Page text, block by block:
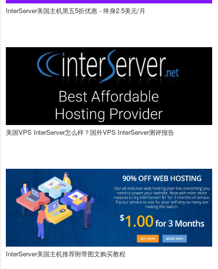
InterServer美国主机黑五5折优惠 - 终身2.5美元/月
美国VPS InterServer怎么样？国外VPS InterServer测评报告
InterServer美国主机推荐附带图文购买教程